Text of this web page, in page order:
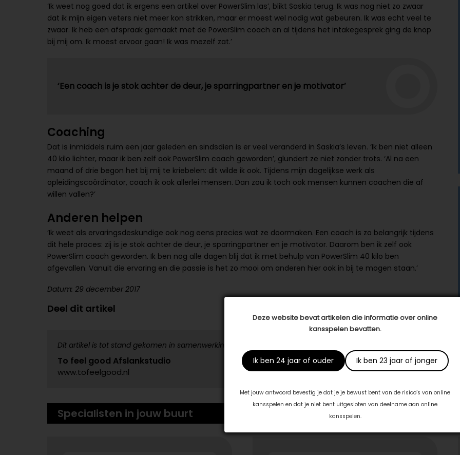
Deze website bevat artikelen die informatie over online
kansspelen bevatten.
Ik ben 24 jaar of ouder Ik ben 23 jaar of jonger
Met jouw antwoord bevestig je dat je je bewust bent van de risico’s van online
kansspelen en dat je niet bent uitgesloten van deelname aan online
kansspelen.
‘Ik weet nog goed dat ik ergens een artikel over PowerSlim las’, blikt Saskia terug. Ik was nog niet zo zwaar
dat ik mijn eigen veters niet meer kon strikken, maar er moest wel nodig wat gebeuren. Ik was echt veel te
zwaar. Ik heb een afspraak gemaakt met de PowerSlim coach en al tijdens het intakegesprek ging de knop
bij mij om. Ik moest ervoor gaan! Ik was mezelf zat.’
‘Een coach is je stok achter de deur, je sparringpartner en je motivator’
Coaching
Dat is inmiddels ruim een jaar geleden en sindsdien is er veel veranderd in Saskia’s leven. ‘Ik ben niet alleen
40 kilo lichter, maar ik ben zelf ook PowerSlim coach geworden’, glundert ze niet zonder trots. ‘Al na een
maand of drie begon het bij mij te kriebelen: dit wilde ik ook. Tijdens mijn dagelijkse werk als
opleidingscoördinator, coach ik ook allerlei mensen. Dan zou ik toch ook mensen kunnen coachen die af
willen vallen?’
Anderen helpen
‘Ik weet als ervaringsdeskundige ook nog eens precies wat ze doormaken. Een coach is zo belangrijk tijdens
dit hele proces: zij is je stok achter de deur, je sparringpartner en je motivator. Daarom ben ik zelf ook
PowerSlim coach geworden. Ik ben nog alle dagen blij dat ik met behulp van PowerSlim 40 kilo ben
afgevallen. Vanuit die ervaring en die passie is het zo mooi om anderen hier ook in bij te mogen staan.’
Datum: 29 december 2017
Deel dit artikel
Dit artikel is tot stand gekomen in samenwerking met:
To feel good Afslankstudio
www.tofeelgood.nl
Specialisten in jouw buurt